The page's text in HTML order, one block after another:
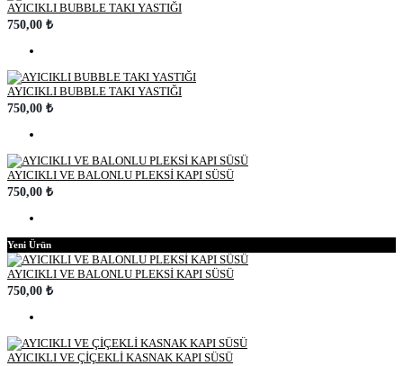
AYICIKLI BUBBLE TAKI YASTIĞI
750,00 ₺
AYICIKLI BUBBLE TAKI YASTIĞI
750,00 ₺
AYICIKLI VE BALONLU PLEKSİ KAPI SÜSÜ
750,00 ₺
Yeni Ürün
AYICIKLI VE BALONLU PLEKSİ KAPI SÜSÜ
750,00 ₺
AYICIKLI VE ÇİÇEKLİ KASNAK KAPI SÜSÜ